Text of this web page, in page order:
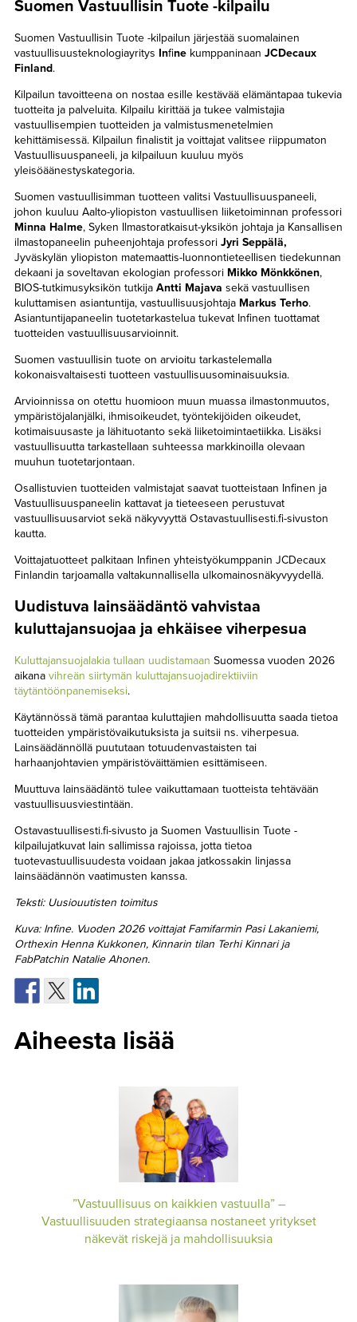
Suomen Vastuullisin Tuote -kilpailu
Suomen Vastuullisin Tuote -kilpailun järjestää suomalainen
vastuullisuusteknologiayritys Infine kumppaninaan JCDecaux
Finland.
Kilpailun tavoitteena on nostaa esille kestävää elämäntapaa tukevia
tuotteita ja palveluita. Kilpailu kirittää ja tukee valmistajia
vastuullisempien tuotteiden ja valmistusmenetelmien
kehittämisessä. Kilpailun finalistit ja voittajat valitsee riippumaton
Vastuullisuuspaneeli, ja kilpailuun kuuluu myös
yleisöäänestyskategoria.
Suomen vastuullisimman tuotteen valitsi Vastuullisuuspaneeli,
johon kuuluu Aalto-yliopiston vastuullisen liiketoiminnan professori
Minna Halme, Syken Ilmastoratkaisut-yksikön johtaja ja Kansallisen
ilmastopaneelin puheenjohtaja professori Jyri Seppälä,
Jyväskylän yliopiston matemaattis-luonnontieteellisen tiedekunnan
dekaani ja soveltavan ekologian professori Mikko Mönkkönen,
BIOS-tutkimusyksikön tutkija Antti Majava sekä vastuullisen
kuluttamisen asiantuntija, vastuullisuusjohtaja Markus Terho.
Asiantuntijapaneelin tuotetarkastelua tukevat Infinen tuottamat
tuotteiden vastuullisuusarvioinnit.
Suomen vastuullisin tuote on arvioitu tarkastelemalla
kokonaisvaltaisesti tuotteen vastuullisuusominaisuuksia.
Arvioinnissa on otettu huomioon muun muassa ilmastonmuutos,
ympäristöjalanjälki, ihmisoikeudet, työntekijöiden oikeudet,
kotimaisuusaste ja lähituotanto sekä liiketoimintaetiikka. Lisäksi
vastuullisuutta tarkastellaan suhteessa markkinoilla olevaan
muuhun tuotetarjontaan.
Osallistuvien tuotteiden valmistajat saavat tuotteistaan Infinen ja
Vastuullisuuspaneelin kattavat ja tieteeseen perustuvat
vastuullisuusarviot sekä näkyvyyttä Ostavastuullisesti.fi-sivuston
kautta.
Voittajatuotteet palkitaan Infinen yhteistyökumppanin JCDecaux
Finlandin tarjoamalla valtakunnallisella ulkomainosnäkyvyydellä.
Uudistuva lainsäädäntö vahvistaa
kuluttajansuojaa ja ehkäisee viherpesua
Kuluttajansuojalakia tullaan uudistamaan Suomessa vuoden 2026
aikana vihreän siirtymän kuluttajansuojadirektiiviin
täytäntöönpanemiseksi.
Käytännössä tämä parantaa kuluttajien mahdollisuutta saada tietoa
tuotteiden ympäristövaikutuksista ja suitsii ns. viherpesua.
Lainsäädännöllä puututaan totuudenvastaisten tai
harhaanjohtavien ympäristöväittämien esittämiseen.
Muuttuva lainsäädäntö tulee vaikuttamaan tuotteista tehtävään
vastuullisuusviestintään.
Ostavastuullisesti.fi-sivusto ja Suomen Vastuullisin Tuote -
kilpailujatkuvat lain sallimissa rajoissa, jotta tietoa
tuotevastuullisuudesta voidaan jakaa jatkossakin linjassa
lainsäädännön vaatimusten kanssa.
Teksti: Uusiouutisten toimitus
Kuva: Infine. Vuoden 2026 voittajat Famifarmin Pasi Lakaniemi,
Orthexin Henna Kukkonen, Kinnarin tilan Terhi Kinnari ja
FabPatchin Natalie Ahonen.
Aiheesta lisää
”Vastuullisuus on kaikkien vastuulla” –
Vastuullisuuden strategiaansa nostaneet yritykset
näkevät riskejä ja mahdollisuuksia